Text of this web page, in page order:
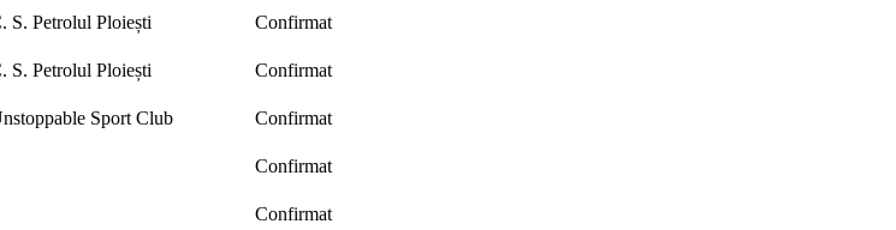
S. Petrolul Ploiești
Confirmat
S. Petrolul Ploiești
Confirmat
Sport Club
Confirmat
Confirmat
Confirmat